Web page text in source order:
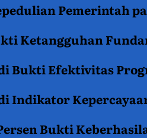
Pemerintah
Ketangguhan
Bukti Efektivitas
Indikator
Bukti